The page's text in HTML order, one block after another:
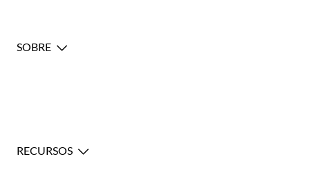
SOBRE
RECURSOS